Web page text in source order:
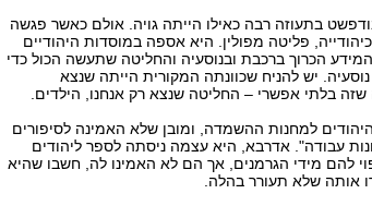
בתעוזה רבה כאילו הייתה גויה. אולם כאשר פגשה
פליטה מפולין. היא אספה במוסדות היהודיים
הכרוך ברכבת ובנוסעיה והחליטה שתעשה הכול כדי
נוסעיה. יש להניח שכוונתה המקורית הייתה שנצא
בלתי אפשרי – החליטה שנצא רק אנחנו, הילדים.
למחנות ההשמדה, ומובן שלא האמינה לסיפורים
עבודה". אדרבא, היא עצמה ניסתה לספר ליהודים
להם מידי הגרמנים, אך הם לא האמינו לה, חשבו שהיא
אותה שלא תעורר בהלה.